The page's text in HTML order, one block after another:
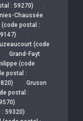
: 59270) ,
Chaussée
postal :
,
(code
, Grand-Fayt
(code
postal :
, Gruson
postal :
,
59320) ,